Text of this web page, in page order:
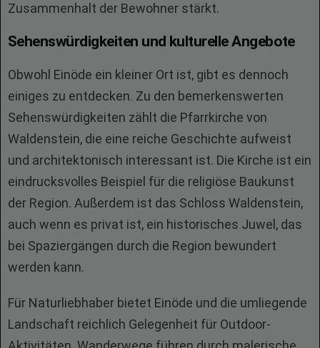
Zusammenhalt der Bewohner stärkt.
Sehenswürdigkeiten und kulturelle Angebote
Obwohl Einöde ein kleiner Ort ist, gibt es dennoch
einiges zu entdecken. Zu den bemerkenswerten
Sehenswürdigkeiten zählt die Pfarrkirche von
Waldenstein, die eine reiche Geschichte aufweist
und architektonisch interessant ist. Die Kirche ist ein
eindrucksvolles Beispiel für die religiöse Baukunst
der Region. Außerdem ist das Schloss Waldenstein,
auch wenn es privat ist, ein historisches Juwel, das
bei Spaziergängen durch die Region bewundert
werden kann.
Für Naturliebhaber bietet Einöde und die umliegende
Landschaft reichlich Gelegenheit für Outdoor-